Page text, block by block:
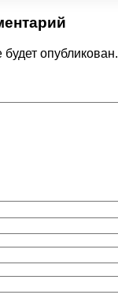
опубликован.